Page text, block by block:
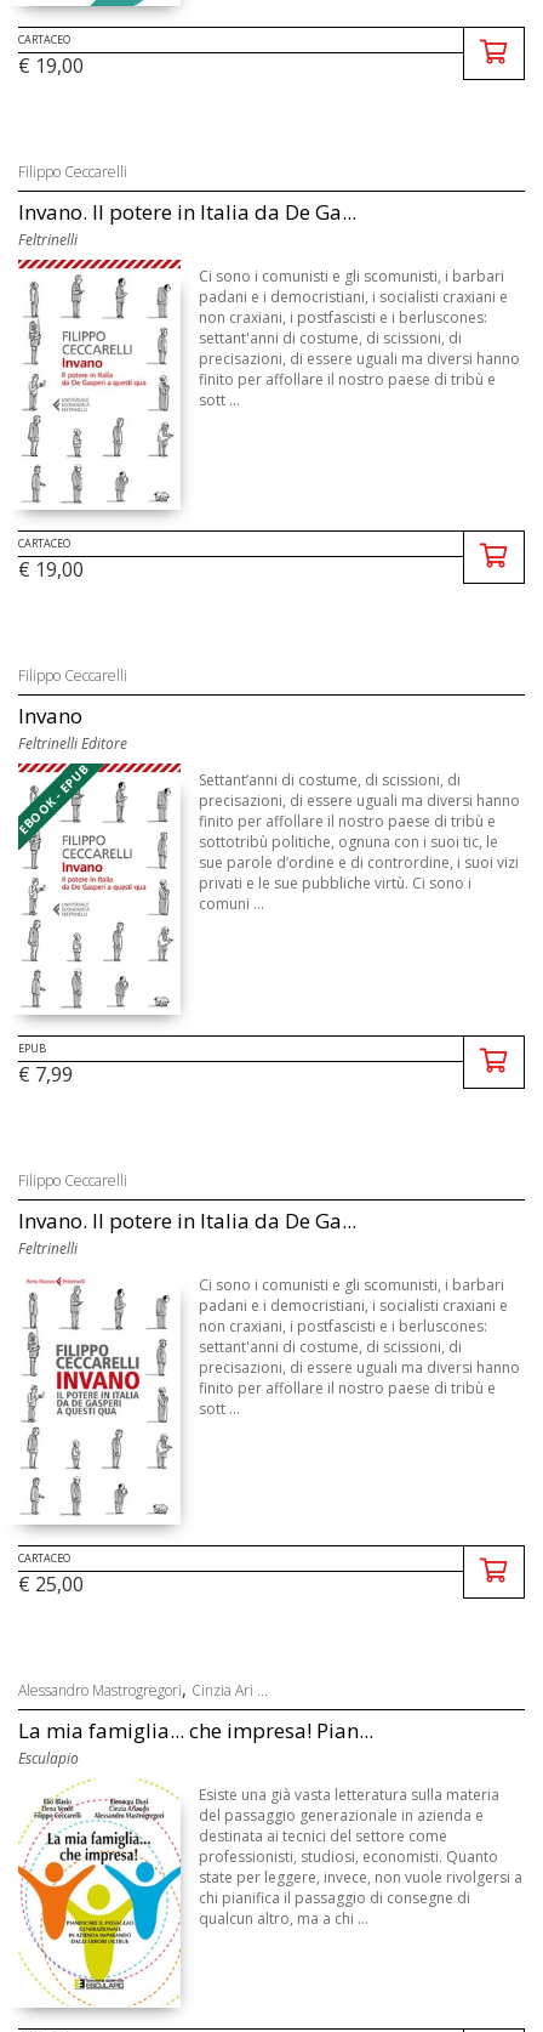
CARTACEO
€ 19,00
Filippo Ceccarelli
Invano. Il potere in Italia da De Ga...
Feltrinelli
Ci sono i comunisti e gli scomunisti, i barbari
padani e i democristiani, i socialisti craxiani e
non craxiani, i postfascisti e i berluscones:
settant'anni di costume, di scissioni, di
precisazioni, di essere uguali ma diversi hanno
finito per affollare il nostro paese di tribù e
sott ...
CARTACEO
€ 19,00
Filippo Ceccarelli
Invano
Feltrinelli Editore
EBOOK - EPUB
Settant’anni di costume, di scissioni, di
precisazioni, di essere uguali ma diversi hanno
finito per affollare il nostro paese di tribù e
sottotribù politiche, ognuna con i suoi tic, le
sue parole d’ordine e di contrordine, i suoi vizi
privati e le sue pubbliche virtù. Ci sono i
comuni ...
EPUB
€ 7,99
Filippo Ceccarelli
Invano. Il potere in Italia da De Ga...
Feltrinelli
Ci sono i comunisti e gli scomunisti, i barbari
padani e i democristiani, i socialisti craxiani e
non craxiani, i postfascisti e i berluscones:
settant'anni di costume, di scissioni, di
precisazioni, di essere uguali ma diversi hanno
finito per affollare il nostro paese di tribù e
sott ...
CARTACEO
€ 25,00
Alessandro Mastrogregori, Cinzia Ari ...
La mia famiglia... che impresa! Pian...
Esculapio
Esiste una già vasta letteratura sulla materia
del passaggio generazionale in azienda e
destinata ai tecnici del settore come
professionisti, studiosi, economisti. Quanto
state per leggere, invece, non vuole rivolgersi a
chi pianifica il passaggio di consegne di
qualcun altro, ma a chi ...